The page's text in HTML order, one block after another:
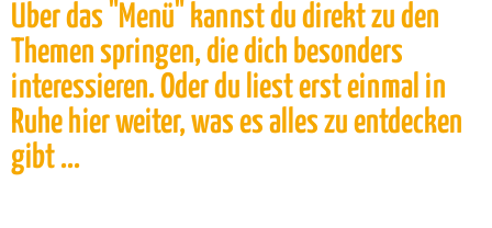
Über das "Menü" kannst du direkt zu den
Themen springen, die dich besonders
interessieren. Oder du liest erst einmal in
Ruhe hier weiter, was es alles zu entdecken
gibt ...